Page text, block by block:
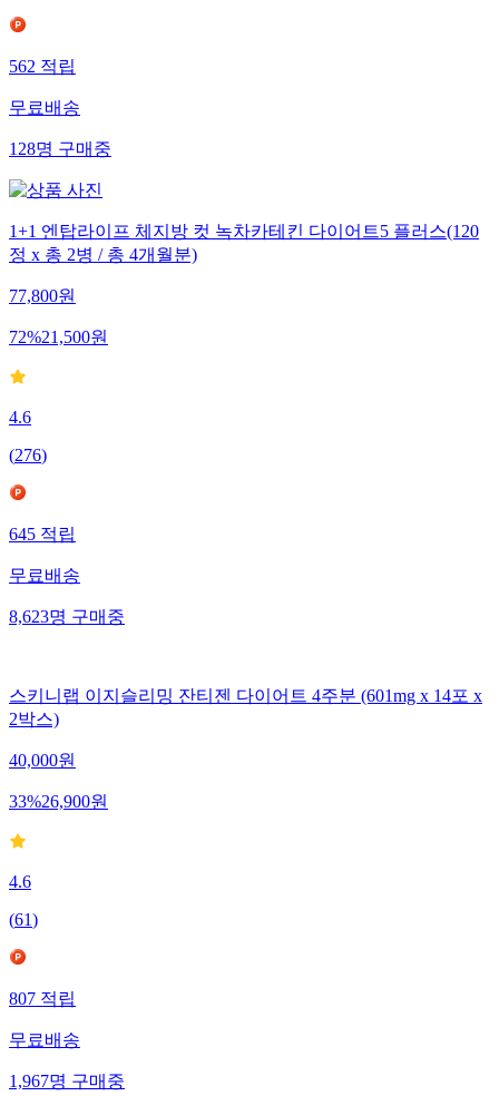
562적립
무료배송
128명구매중
1+1 엔탑라이프 체지방 컷 녹차카테킨 다이어트5 플러스(120
정 x 총 2병 / 총 4개월분)
77,800원
72%21,500원
4.6
(276)
645적립
무료배송
8,623명구매중
스키니랩 이지슬리밍 잔티젠 다이어트 4주분 (601mg x 14포 x
2박스)
40,000원
33%26,900원
4.6
(61)
807적립
무료배송
1,967명구매중